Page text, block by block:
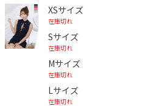
XSサイズ
在庫切れ
Sサイズ
在庫切れ
Mサイズ
在庫切れ
Lサイズ
在庫切れ